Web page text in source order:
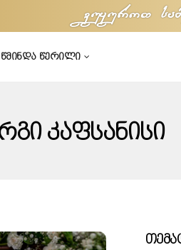
vuyuroT
წმინდა წერილი
Კაფსანისი